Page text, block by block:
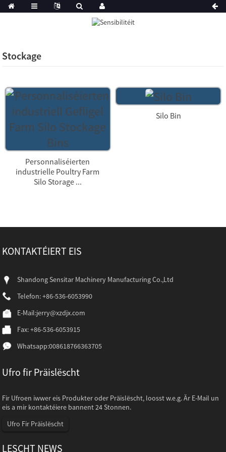
Stockage
Personnaliséierten
industrielle Poultry Farm
Silo Storage ...
Silo Bin
KONTAKTÉIERT EIS
Shandong Sensitar Machinery Manufacturing Co.,Ltd
Telefon: +86-536-6053990
E-Mail:jerry@xzdjx.com
Fax: +86-536-6053915
Whatsapp:008618766363705
Ufro fir Präislëscht
Fir Ufroen iwwer eis Produkter oder Präislëscht, loosst w.e.g. Är E-Mail un
eis a mir kontaktéiere bannent 24 Stonnen.
Ufro Fir Präislëscht
LESCHT NEWS